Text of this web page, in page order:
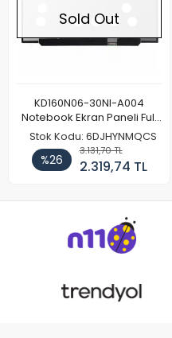
Sold Out
KD160N06-30NI-A004
Notebook Ekran Paneli Full
HD
Stok Kodu: 6DJHYNMQCS
%26
3.131,70 TL
2.319,74 TL